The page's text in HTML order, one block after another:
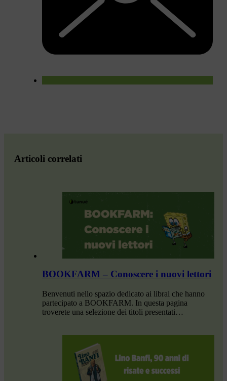
Articoli correlati
BOOKFARM – Conoscere i nuovi lettori
Benvenuti nello spazio dedicato ai librai che hanno
partecipato a BOOKFARM. In questa pagina
troverete una selezione dei titoli presentati…